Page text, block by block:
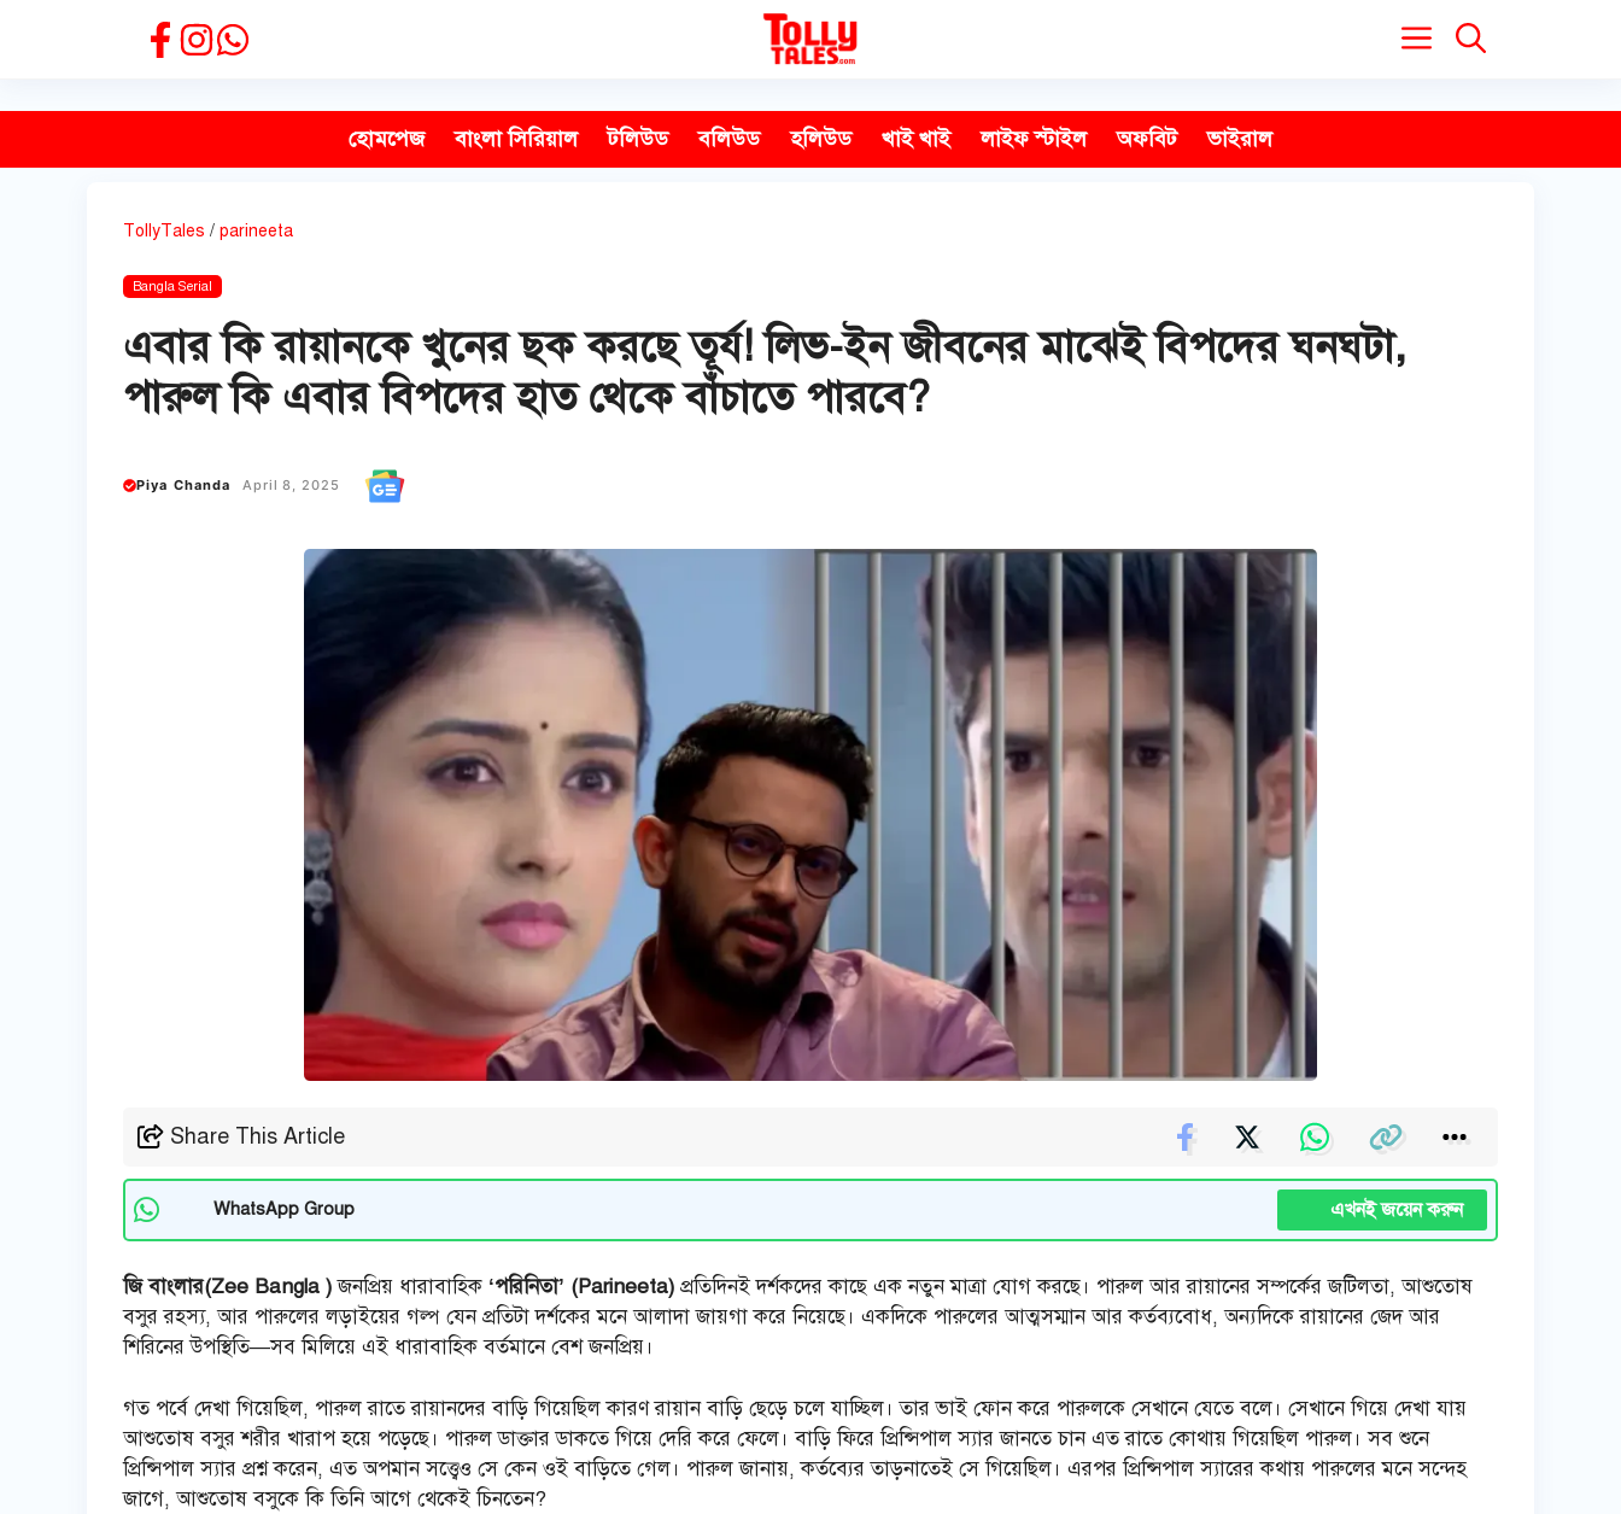
হোমপেজ বাংলা সিরিয়াল টলিউড বলিউড হলিউড খাই খাই লাইফ স্টাইল অফবিট ভাইরাল
TollyTales / parineeta
Bangla Serial
এবার কি রায়ানকে খুনের ছক করছে তূর্য! লিভ-ইন জীবনের মাঝেই বিপদের ঘনঘটা,
পারুল কি এবার বিপদের হাত থেকে বাঁচাতে পারবে?
Piya Chanda April 8, 2025
Share This Article
WhatsApp Group এখনই জয়েন করুন
জি বাংলার(Zee Bangla )জনপ্রিয় ধারাবাহিক ‘পরিনিতা’ (Parineeta) প্রতিদিনই দর্শকদের কাছে এক নতুন মাত্রা যোগ করছে। পারুল আর রায়ানের সম্পর্কের জটিলতা, আশুতোষ
বসুর রহস্য, আর পারুলের লড়াইয়ের গল্প যেন প্রতিটা দর্শকের মনে আলাদা জায়গা করে নিয়েছে। একদিকে পারুলের আত্মসম্মান আর কর্তব্যবোধ, অন্যদিকে রায়ানের জেদ আর
শিরিনের উপস্থিতি—সব মিলিয়ে এই ধারাবাহিক বর্তমানে বেশ জনপ্রিয়।
গত পর্বে দেখা গিয়েছিল, পারুল রাতে রায়ানদের বাড়ি গিয়েছিল কারণ রায়ান বাড়ি ছেড়ে চলে যাচ্ছিল। তার ভাই ফোন করে পারুলকে সেখানে যেতে বলে। সেখানে গিয়ে দেখা যায়
আশুতোষ বসুর শরীর খারাপ হয়ে পড়েছে। পারুল ডাক্তার ডাকতে গিয়ে দেরি করে ফেলে। বাড়ি ফিরে প্রিন্সিপাল স্যার জানতে চান এত রাতে কোথায় গিয়েছিল পারুল। সব শুনে
প্রিন্সিপাল স্যার প্রশ্ন করেন, এত অপমান সত্ত্বেও সে কেন ওই বাড়িতে গেল। পারুল জানায়, কর্তব্যের তাড়নাতেই সে গিয়েছিল। এরপর প্রিন্সিপাল স্যারের কথায় পারুলের মনে সন্দেহ
জাগে, আশুতোষ বসুকে কি তিনি আগে থেকেই চিনতেন?